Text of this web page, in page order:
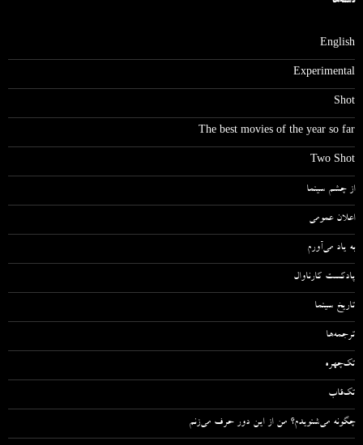
English
Experimental
Shot
The best movies of the year so far
Two Shot
از چشم سینما
اعلان عمومی
به یاد می‌آورم
پادکست کارناوال
تاریخ سینما
ترجمه‌ها
تک‌چهره
تک‌قاب
چگونه می‌شنویدم؟ من از این دور حرف می‌زنم